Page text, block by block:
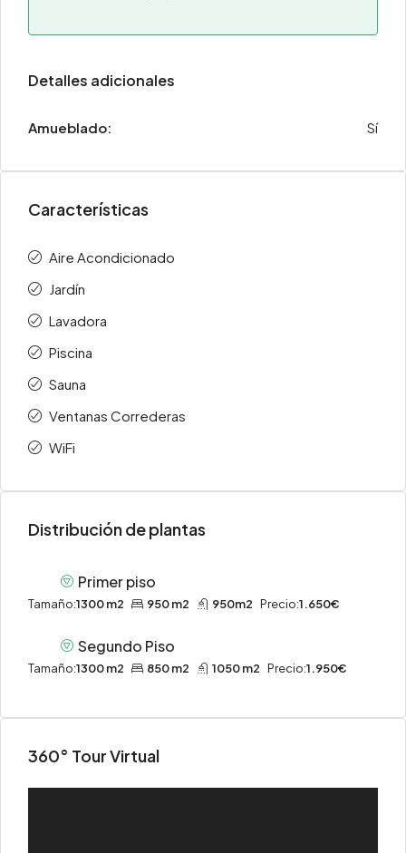
Detalles adicionales
Amueblado: Sí
Características
Aire Acondicionado
Jardín
Lavadora
Piscina
Sauna
Ventanas Correderas
WiFi
Distribución de plantas
Primer piso
Tamaño:1300 m2 950 m2 950m2 Precio:1.650€
Segundo Piso
Tamaño:1300 m2 850 m2 1050 m2 Precio:1.950€
360° Tour Virtual